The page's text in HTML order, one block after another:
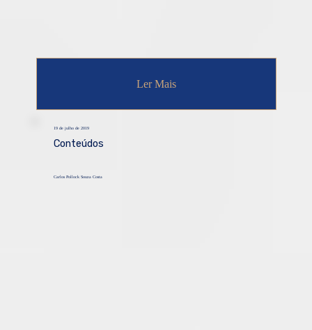
Ler Mais
19 de julho de 2019
Conteúdos
Carlos Pollock Souza Costa